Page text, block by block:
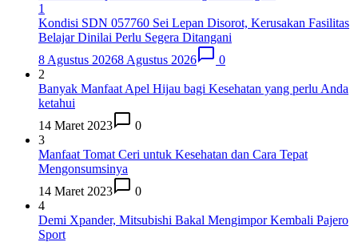
1
Kondisi SDN 057760 Sei Lepan Disorot, Kerusakan Fasilitas
Belajar Dinilai Perlu Segera Ditangani
8 Agustus 20268 Agustus 2026
0
2
Banyak Manfaat Apel Hijau bagi Kesehatan yang perlu Anda
ketahui
14 Maret 2023
0
3
Manfaat Tomat Ceri untuk Kesehatan dan Cara Tepat
Mengonsumsinya
14 Maret 2023
0
4
Demi Xpander, Mitsubishi Bakal Mengimpor Kembali Pajero
Sport